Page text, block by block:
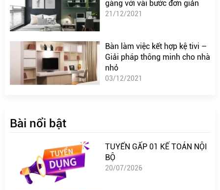
gàng với vài bước đơn giản
21/12/2021
Bàn làm việc kết hợp kệ tivi –
Giải pháp thông minh cho nhà
nhỏ
03/12/2021
Bài nổi bật
TUYỂN GẤP 01 KẾ TOÁN NỘI
BỘ
20/07/2026